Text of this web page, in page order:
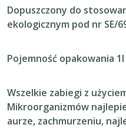
Dopuszczony do
ekologicznym pod nr SE/
Pojemność opakowania 1l
Wszelkie zabiegi z
Mikroorganizmów
aurze, zachmurzeniu,